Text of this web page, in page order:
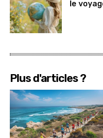
le
Plus d'articles ?